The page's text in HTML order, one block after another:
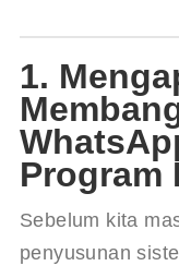
1.
Program
Sebelum kita
penyusunan